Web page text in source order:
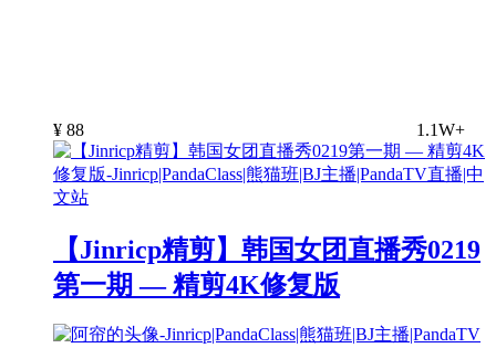
¥ 88 1.1W+
【Jinricp精剪】韩国女团直播秀0219
第一期 — 精剪4K修复版